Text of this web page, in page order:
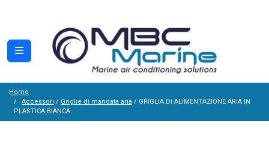
Home
Accessori / Griglie di mandata aria / GRIGLIA DI ALIMENTAZIONE ARIA IN
PLASTICA BIANCA